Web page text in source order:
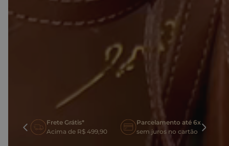
Descrição
Informações adicionais
BENEFÍCIOS EM COMPRAR NO NOSSO SITE
Frete Grátis*
Acima de R$ 499,90
Parcelamento até 6x
sem juros no cartão